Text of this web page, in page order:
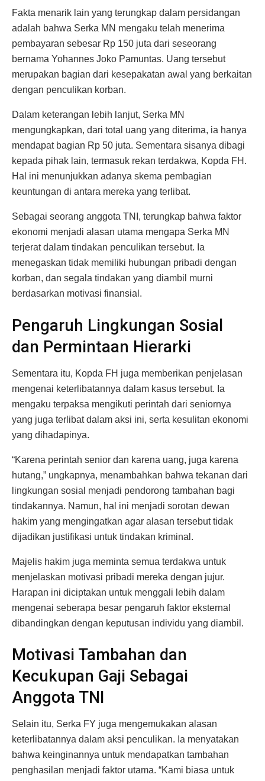
Fakta menarik lain yang terungkap dalam persidangan
adalah bahwa Serka MN mengaku telah menerima
pembayaran sebesar Rp 150 juta dari seseorang
bernama Yohannes Joko Pamuntas. Uang tersebut
merupakan bagian dari kesepakatan awal yang berkaitan
dengan penculikan korban.
Dalam keterangan lebih lanjut, Serka MN
mengungkapkan, dari total uang yang diterima, ia hanya
mendapat bagian Rp 50 juta. Sementara sisanya dibagi
kepada pihak lain, termasuk rekan terdakwa, Kopda FH.
Hal ini menunjukkan adanya skema pembagian
keuntungan di antara mereka yang terlibat.
Sebagai seorang anggota TNI, terungkap bahwa faktor
ekonomi menjadi alasan utama mengapa Serka MN
terjerat dalam tindakan penculikan tersebut. Ia
menegaskan tidak memiliki hubungan pribadi dengan
korban, dan segala tindakan yang diambil murni
berdasarkan motivasi finansial.
Pengaruh Lingkungan Sosial
dan Permintaan Hierarki
Sementara itu, Kopda FH juga memberikan penjelasan
mengenai keterlibatannya dalam kasus tersebut. Ia
mengaku terpaksa mengikuti perintah dari seniornya
yang juga terlibat dalam aksi ini, serta kesulitan ekonomi
yang dihadapinya.
“Karena perintah senior dan karena uang, juga karena
hutang,” ungkapnya, menambahkan bahwa tekanan dari
lingkungan sosial menjadi pendorong tambahan bagi
tindakannya. Namun, hal ini menjadi sorotan dewan
hakim yang mengingatkan agar alasan tersebut tidak
dijadikan justifikasi untuk tindakan kriminal.
Majelis hakim juga meminta semua terdakwa untuk
menjelaskan motivasi pribadi mereka dengan jujur.
Harapan ini diciptakan untuk menggali lebih dalam
mengenai seberapa besar pengaruh faktor eksternal
dibandingkan dengan keputusan individu yang diambil.
Motivasi Tambahan dan
Kecukupan Gaji Sebagai
Anggota TNI
Selain itu, Serka FY juga mengemukakan alasan
keterlibatannya dalam aksi penculikan. Ia menyatakan
bahwa keinginannya untuk mendapatkan tambahan
penghasilan menjadi faktor utama. “Kami biasa untuk